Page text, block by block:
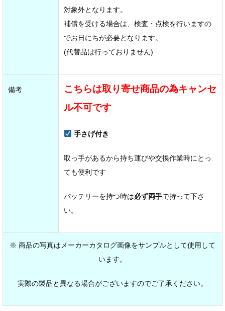
対象外となります。
補償を受ける場合は、検査・点検を行いますの
でお日にちが必要となります。
(代替品は行っておりません)
備考
こちらは取り寄せ商品の為キャンセ
ル不可です
手さげ付き
取っ手があるから持ち運びや交換作業時にとっ
ても便利です
バッテリーを持つ時は必ず両手で持って下さ
い。
※ 商品の写真はメーカーカタログ画像をサンプルとして使用して
います。
実際の製品と異なる場合がございますのでご了承ください。